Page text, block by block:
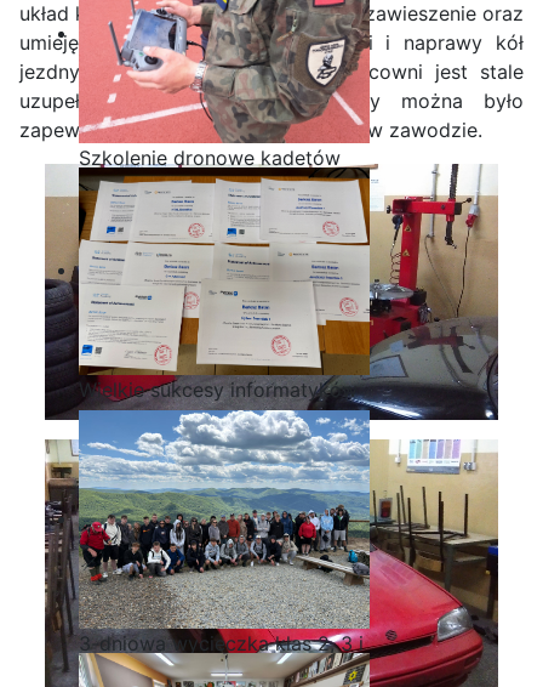
Szkolenie dronowe kadetów
OPW w Staszicu
Wielkie sukcesy informatyków
ze Staszica w Akademii
CISCO!
3-dniowa wycieczka klas 2, 3 i
4 technikum w Bieszczady
układ kierowniczy, układ hamulcowy, zawieszenie oraz
umiejętności w zakresie diagnostyki i naprawy kół
jezdnych pojazdu. Wyposażenie pracowni jest stale
uzupełniane i unowocześniane aby można było
zapewnić wysoki poziom kształcenia w zawodzie.